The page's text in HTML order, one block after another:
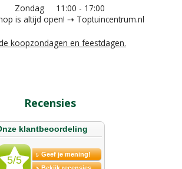
Zondag
11:00 - 17:00
is altijd open! ⇢ Toptuincentrum.nl
koopzondagen en feestdagen.
Recensies